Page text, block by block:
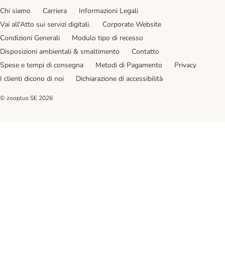
Chi siamo Carriera
Informazioni Legali
Vai all'Atto sui servizi digitali.
Corporate Website
Condizioni Generali
Modulo tipo di recesso
Disposizioni ambientali & smaltimento
Contatto
Spese e tempi di consegna
Metodi di Pagamento
Privacy
I clienti dicono di noi
Dichiarazione di accessibilità
© zooplus SE 2026